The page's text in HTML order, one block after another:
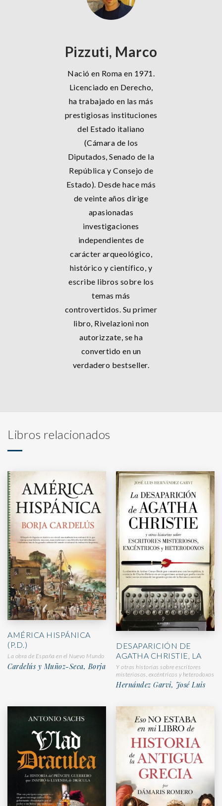
Pizzuti, Marco
Nació en Roma en 1971.
Licenciado en Derecho,
ha trabajado en las más
prestigiosas instituciones
del Estado italiano
(Cámara de los
Diputados, Senado de la
República y Consejo de
Estado). Desde hace más
de veinte años dirige
apasionadas
investigaciones
independientes de
carácter arqueológico,
histórico y científico, y
escribe libros sobre los
temas más
controvertidos. Su primer
libro, Rivelazioni non
autorizzate, se ha
convertido en un
verdadero bestseller.
Libros relacionados
AMÉRICA HISPÁNICA
(P.D.)
La obra de España en el Nuevo Mundo
Cardelús y Muñoz-Seca, Borja
DESAPARICIÓN DE
AGATHA CHRISTIE, LA
Y otras historias sobre escritores
misteriosos, excéntricos y heterodoxos
Hernández Garvi, José Luis